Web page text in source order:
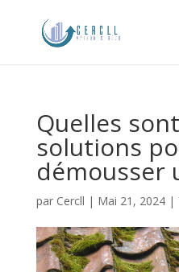
Quelles
solutions
démousser
par Cercll | Mai 21, 2024|